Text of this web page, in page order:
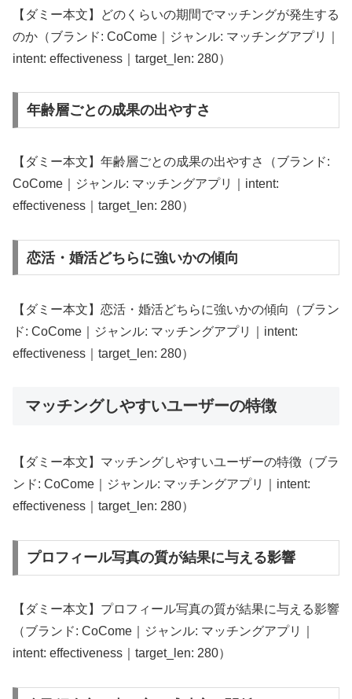
【ダミー本文】どのくらいの期間でマッチングが発生する
のか（ブランド: CoCome｜ジャンル: マッチングアプリ｜
intent: effectiveness｜target_len: 280）
年齢層ごとの成果の出やすさ
【ダミー本文】年齢層ごとの成果の出やすさ（ブランド:
CoCome｜ジャンル: マッチングアプリ｜intent:
effectiveness｜target_len: 280）
恋活・婚活どちらに強いかの傾向
【ダミー本文】恋活・婚活どちらに強いかの傾向（ブラン
ド: CoCome｜ジャンル: マッチングアプリ｜intent:
effectiveness｜target_len: 280）
マッチングしやすいユーザーの特徴
【ダミー本文】マッチングしやすいユーザーの特徴（ブラ
ンド: CoCome｜ジャンル: マッチングアプリ｜intent:
effectiveness｜target_len: 280）
プロフィール写真の質が結果に与える影響
【ダミー本文】プロフィール写真の質が結果に与える影響
（ブランド: CoCome｜ジャンル: マッチングアプリ｜
intent: effectiveness｜target_len: 280）